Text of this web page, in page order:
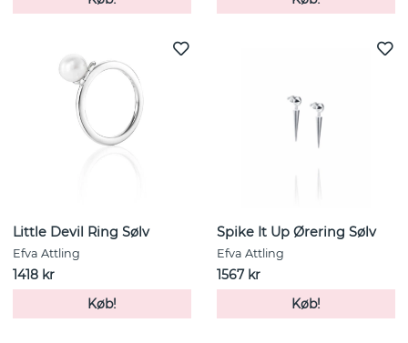
Little Devil Ring Sølv
Efva Attling
1418 kr
Køb!
Spike It Up Ørering Sølv
Efva Attling
1567 kr
Køb!